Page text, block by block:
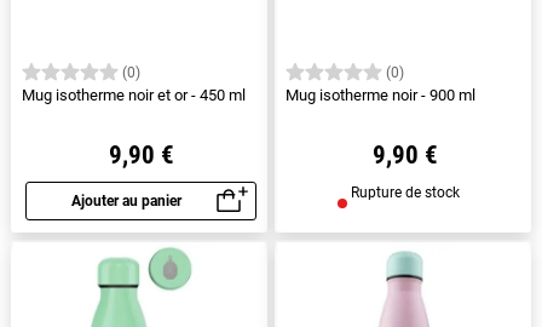
(0)
Mug isotherme noir et or - 450 ml
9,90 €
Ajouter au panier
Aperçu rapide
(0)
Mug isotherme noir - 900 ml
9,90 €
Rupture de stock